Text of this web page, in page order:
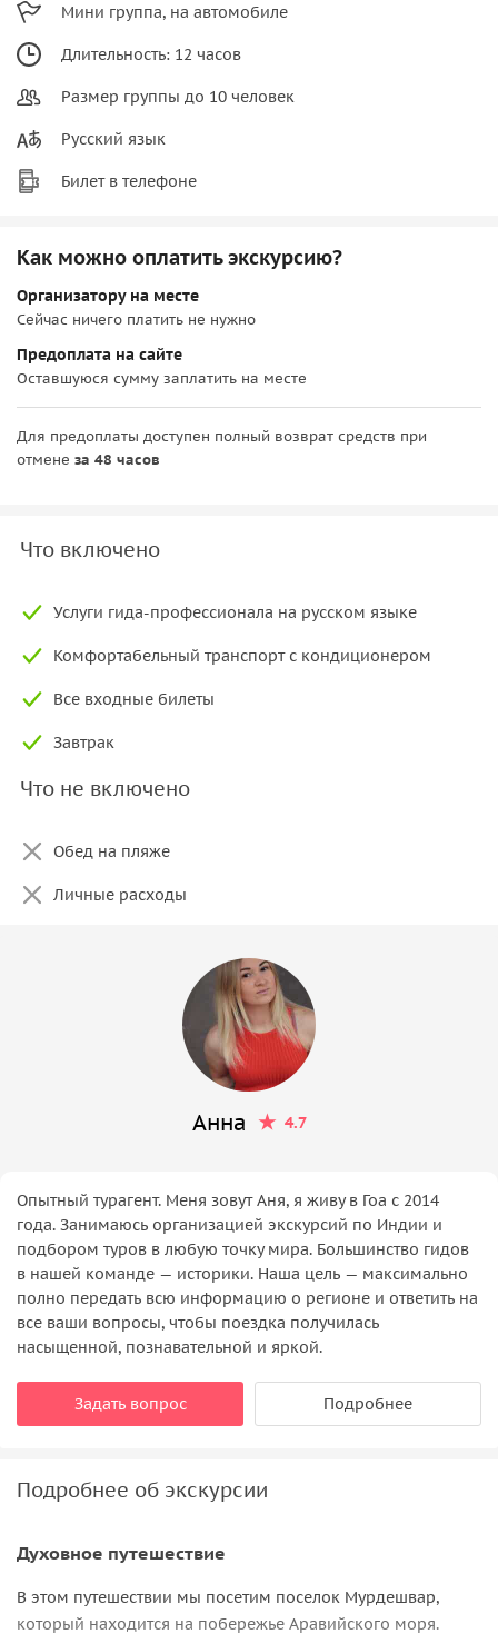
Мини группа, на автомобиле
Длительность: 12 часов
Размер группы до 10 человек
Русский язык
Билет в телефоне
Как можно оплатить экскурсию?
Организатору на месте
Сейчас ничего платить не нужно
Предоплата на сайте
Оставшуюся сумму заплатить на месте
Для предоплаты доступен полный возврат средств при
отмене за 48 часов
Что включено
Услуги гида-профессионала на русском языке
Комфортабельный транспорт с кондиционером
Все входные билеты
Завтрак
Что не включено
Обед на пляже
Личные расходы
Анна 4.7
Опытный турагент. Меня зовут Аня, я живу в Гоа с 2014
года. Занимаюсь организацией экскурсий по Индии и
подбором туров в любую точку мира. Большинство гидов
в нашей команде — историки. Наша цель — максимально
полно передать всю информацию о регионе и ответить на
все ваши вопросы, чтобы поездка получилась
насыщенной, познавательной и яркой.
Задать вопрос Подробнее
Подробнее об экскурсии
Духовное путешествие
В этом путешествии мы посетим поселок Мурдешвар,
который находится на побережье Аравийского моря.